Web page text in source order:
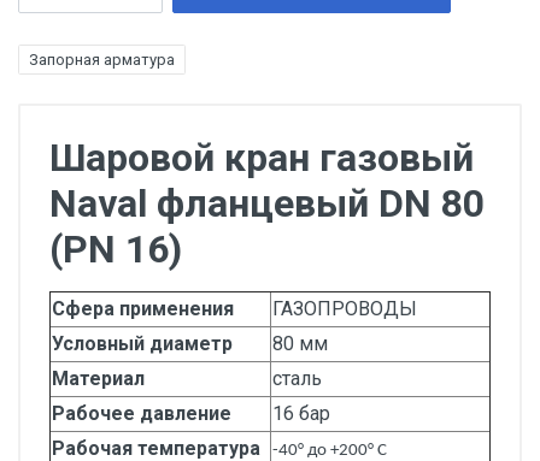
Запорная арматура
Шаровой кран газовый
Naval фланцевый DN 80
(PN 16)
Сфера применения
ГАЗОПРОВОДЫ
Условный диаметр
80 мм
Материал
сталь
Рабочее давление
16 бар
Рабочая температура
-40° до +200° С